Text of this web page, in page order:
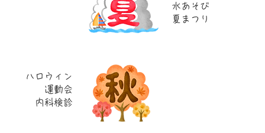
水あそび
​夏まつり
ハロウィン
運動会
​内科検診